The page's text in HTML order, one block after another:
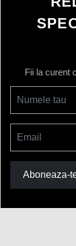
Fii la curent
Numele tau
Email
Aboneaza-